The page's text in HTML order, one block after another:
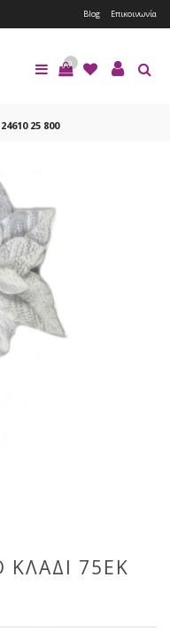
Blog Επικοινωνία
0
24610 25 800
75ΕΚ